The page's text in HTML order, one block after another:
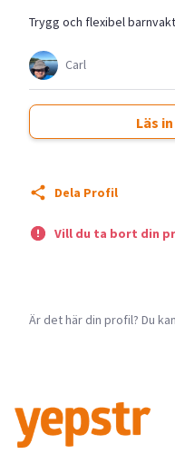
Trygg och flexibel
Carl
Läs
Dela Profil
Vill du ta bort din
Är det här din profil? Du